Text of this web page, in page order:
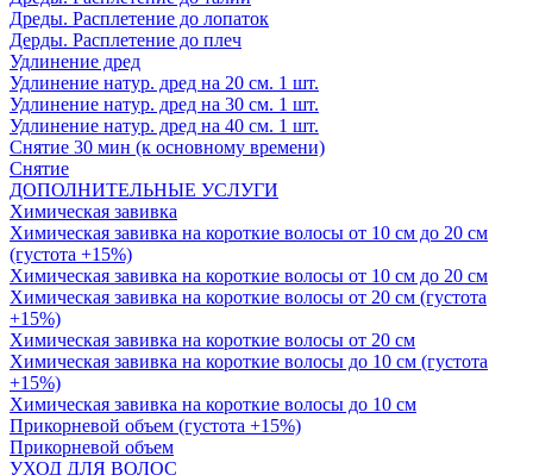
Дреды. Расплетение до лопаток
Дерды. Расплетение до плеч
Удлинение дред
Удлинение натур. дред на 20 см. 1 шт.
Удлинение натур. дред на 30 см. 1 шт.
Удлинение натур. дред на 40 см. 1 шт.
Снятие 30 мин (к основному времени)
Снятие
ДОПОЛНИТЕЛЬНЫЕ УСЛУГИ
Химическая завивка
Химическая завивка на короткие волосы от 10 см до 20 см
(густота +15%)
Химическая завивка на короткие волосы от 10 см до 20 см
Химическая завивка на короткие волосы от 20 см (густота
+15%)
Химическая завивка на короткие волосы от 20 см
Химическая завивка на короткие волосы до 10 см (густота
+15%)
Химическая завивка на короткие волосы до 10 см
Прикорневой объем (густота +15%)
Прикорневой объем
УХОД ДЛЯ ВОЛОС